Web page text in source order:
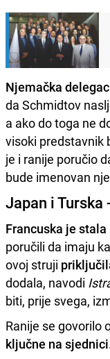
Njemačka
da Schmidtov
a ako do toga ne
visoki predstavnik
je i ranije poručio
bude imenovan
Japan i Turska
Francuska je
poručili da imaju
ovoj struji
dodala, navodi
biti, prije svega,
Ranije se govorilo
ključne na